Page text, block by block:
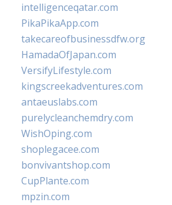
intelligenceqatar.com
PikaPikaApp.com
takecareofbusinessdfw.org
HamadaOfJapan.com
VersifyLifestyle.com
kingscreekadventures.com
antaeuslabs.com
purelycleanchemdry.com
WishOping.com
shoplegacee.com
bonvivantshop.com
CupPlante.com
mpzin.com